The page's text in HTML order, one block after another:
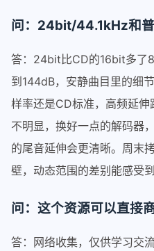
问：24bit/44.1kHz和普
答：24bit比CD的16bit多了
到144dB，安静曲目里的细
样率还是CD标准，高频延
不明显，换好一点的解码器
的尾音延伸会更清晰。周末
壁，动态范围的差别能感受到
问：这个资源可以直接
答：网络收集，仅供学习交